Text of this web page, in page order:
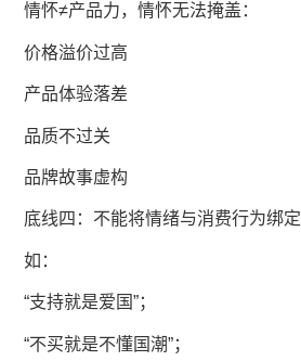
情怀≠产品力，情怀无法掩盖：
价格溢价过高
产品体验落差
品质不过关
品牌故事虚构
底线四：不能将情绪与消费行为绑定
如：
“支持就是爱国”；
“不买就是不懂国潮”；